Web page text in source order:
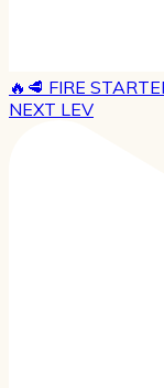
🔥🥩 FIRE
NEXT LEV